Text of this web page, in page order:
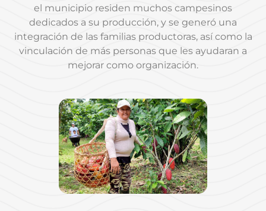
el municipio residen muchos campesinos
dedicados a su producción, y se generó una
integración de las familias productoras, así como la
vinculación de más personas que les ayudaran a
mejorar como organización.